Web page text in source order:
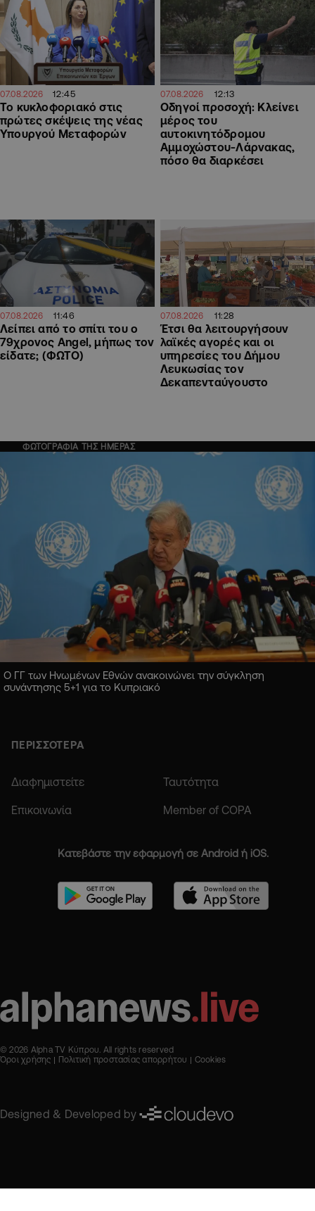
07.08.2026 12:45
Το κυκλοφοριακό στις
πρώτες σκέψεις της νέας
Υπουργού Μεταφορών
07.08.2026 12:13
Οδηγοί προσοχή: Κλείνει
μέρος του
αυτοκινητόδρομου
Αμμοχώστου-Λάρνακας,
πόσο θα διαρκέσει
07.08.2026 11:46
Λείπει από το σπίτι του ο
79χρονος Angel, μήπως τον
είδατε; (ΦΩΤΟ)
07.08.2026 11:28
Έτσι θα λειτουργήσουν
λαϊκές αγορές και οι
υπηρεσίες του Δήμου
Λευκωσίας τον
Δεκαπενταύγουστο
ΦΩΤΟΓΡΑΦΙΑ ΤΗΣ ΗΜΕΡΑΣ
Ο ΓΓ των Ηνωμένων Εθνών ανακοινώνει την σύγκληση
συνάντησης 5+1 για το Κυπριακό
ΠΕΡΙΣΣΟΤΕΡΑ
Διαφημιστείτε Ταυτότητα
Επικοινωνία Member of COPA
Κατεβάστε την εφαρμογή σε Android ή iOS.
© 2026 Alpha TV Κύπρου. All rights reserved
Όροι χρήσης
Πολιτική προστασίας απορρήτου Cookies
Designed & Developed by